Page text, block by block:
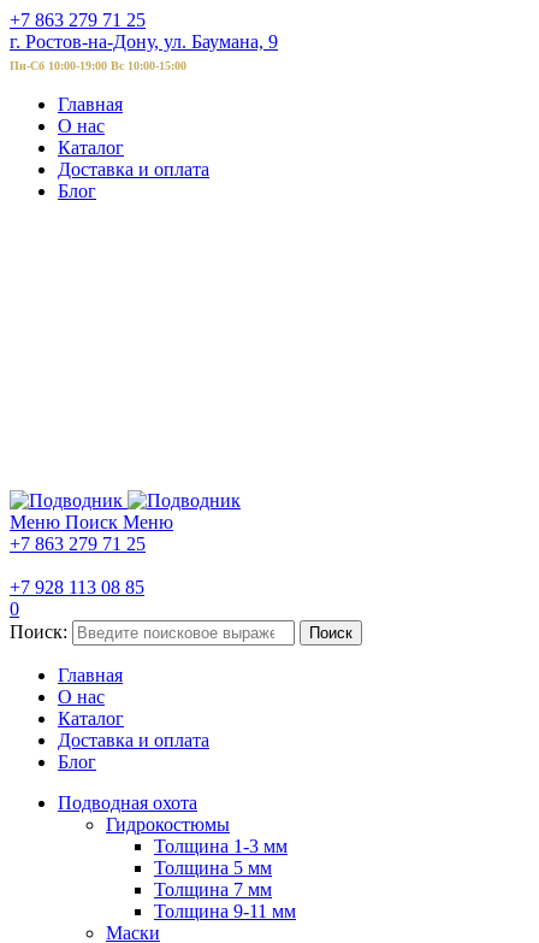
+7 863 279 71 25
г. Ростов-на-Дону, ул. Баумана, 9
Пн-Сб 10:00-19:00 Вс 10:00-15:00
Главная
О нас
Каталог
Доставка и оплата
Блог
Меню Поиск Меню
+7 863 279 71 25
+7 928 113 08 85
0
Поиск:
Поиск
Главная
О нас
Каталог
Доставка и оплата
Блог
Подводная охота
Гидрокостюмы
Толщина 1-3 мм
Толщина 5 мм
Толщина 7 мм
Толщина 9-11 мм
Маски